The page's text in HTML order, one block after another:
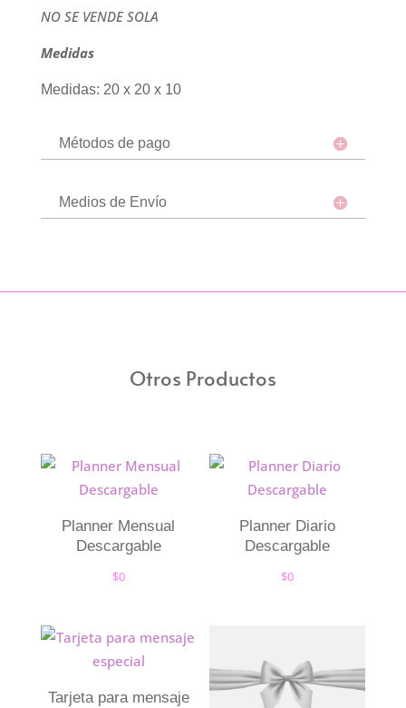
que
cantidad
NO SE VENDE SOLA
Medidas
Medidas: 20 x 20 x 10
Métodos de pago
Medios de Envío
Otros Productos
Planner Mensual
Descargable
$0
Planner Diario
Descargable
$0
Tarjeta para mensaje